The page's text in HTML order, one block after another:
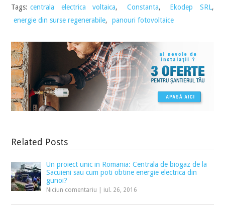
Tags: centrala electrica voltaica, Constanta, Ekodep SRL,
energie din surse regenerabile, panouri fotovoltaice
Related Posts
Un proiect unic in Romania: Centrala de biogaz de la
Sacuieni sau cum poti obtine energie electrica din
gunoi?
Niciun comentariu iul. 26, 2016